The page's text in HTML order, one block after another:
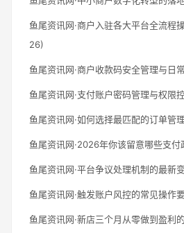
鱼尾资讯网·商户入驻各大平台全流程
26)
鱼尾资讯网·商户收款码安全管理与日
鱼尾资讯网·支付账户密码管理与权限
鱼尾资讯网·如何选择最匹配的订单管
鱼尾资讯网·2026年你该留意哪些支
鱼尾资讯网·平台争议处理机制的最新
鱼尾资讯网·触发账户风控的常见操作
鱼尾资讯网·新店三个月从零做到盈利